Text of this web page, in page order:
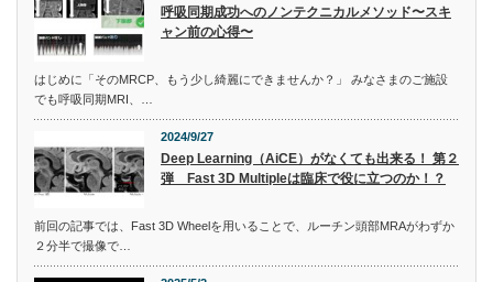
呼吸同期成功へのノンテクニカルメソッド〜スキ
ャン前の心得〜
はじめに「そのMRCP、もう少し綺麗にできませんか？」 みなさまのご施設
でも呼吸同期MRI、…
2024/9/27
Deep Learning（AiCE）がなくても出来る！ 第２
弾 Fast 3D Multipleは臨床で役に立つのか！？
前回の記事では、Fast 3D Wheelを用いることで、ルーチン頭部MRAがわずか
２分半で撮像で…